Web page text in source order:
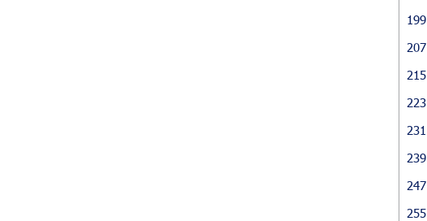
199
207
215
223
231
239
247
255